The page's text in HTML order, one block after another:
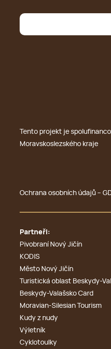
Tento projekt je
Moravskoslezského kraje
Ochrana osobních údajů –
Partneři:
Pivobraní Nový Jičín
KODIS
Město Nový Jičín
Turistická oblast Beskydy-
Beskydy-Valašsko Card
Moravian-Silesian Tourism
Kudy z nudy
Výletník
Cyklotoulky